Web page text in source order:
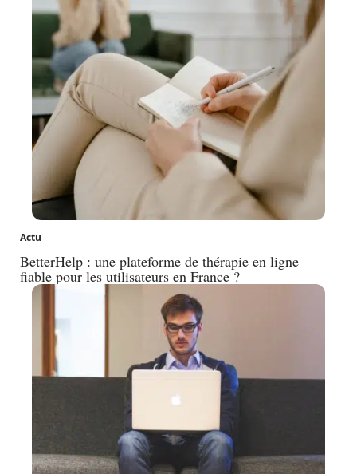
Actu
BetterHelp : une plateforme de thérapie en ligne
fiable pour les utilisateurs en France ?